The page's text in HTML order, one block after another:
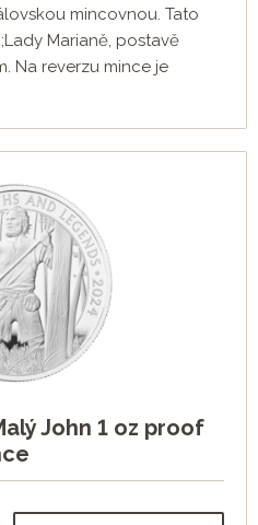
mincovnou. Tato
Marianě, postavě
Na reverzu mince je
John 1 oz proof